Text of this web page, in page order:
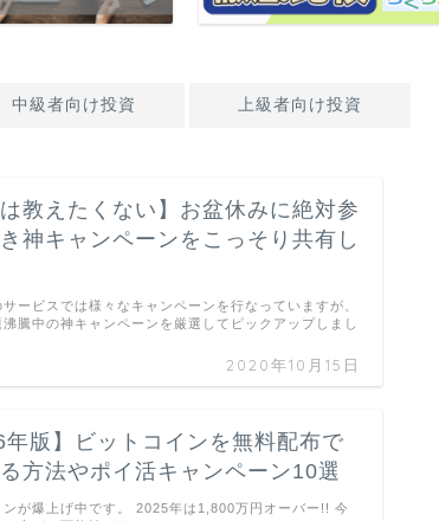
中級者向け投資 上級者向け投資
は教えたくない】お盆休みに絶対参
神キャンペーンをこっそり共有し
2020年10月15日
ービスでは様々なキャンペーンを行なっていますが、
騰中の神キャンペーンを厳選してピックアップしまし
年版】ビットコインを無料配布で
方法やポイ活キャンペーン10選
ンが爆上げ中です。 2025年は1,800万円オーバー!! 今